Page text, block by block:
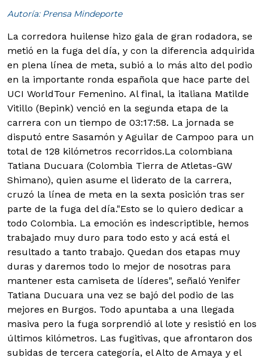
Autoría: Prensa Mindeporte
La corredora huilense hizo gala de gran rodadora, se
metió en la fuga del día, y con la diferencia adquirida
en plena línea de meta, subió a lo más alto del podio
en la importante ronda española que hace parte del
UCI WorldTour Femenino. Al final, la italiana Matilde
Vitillo (Bepink) venció en la segunda etapa de la
carrera con un tiempo de 03:17:58. La jornada se
disputó entre Sasamón y Aguilar de Campoo para un
total de 128 kilómetros recorridos.La colombiana
Tatiana Ducuara (Colombia Tierra de Atletas-GW
Shimano), quien asume el liderato de la carrera,
cruzó la línea de meta en la sexta posición tras ser
parte de la fuga del día."Esto se lo quiero dedicar a
todo Colombia. La emoción es indescriptible, hemos
trabajado muy duro para todo esto y acá está el
resultado a tanto trabajo. Quedan dos etapas muy
duras y daremos todo lo mejor de nosotras para
mantener esta camiseta de líderes", señaló Yenifer
Tatiana Ducuara una vez se bajó del podio de las
mejores en Burgos. Todo apuntaba a una llegada
masiva pero la fuga sorprendió al lote y resistió en los
últimos kilómetros. Las fugitivas, que afrontaron dos
subidas de tercera categoría, el Alto de Amaya y el